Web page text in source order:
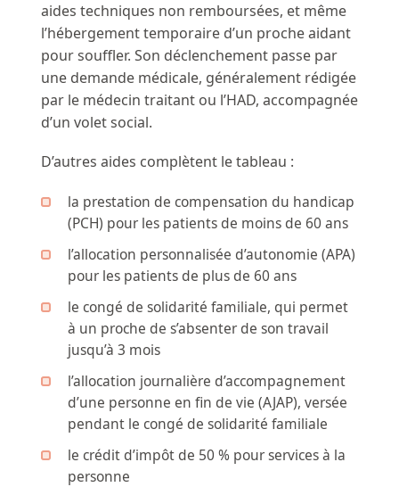
aides techniques non remboursées, et même
l’hébergement temporaire d’un proche aidant
pour souffler. Son déclenchement passe par
une demande médicale, généralement rédigée
par le médecin traitant ou l’HAD, accompagnée
d’un volet social.
D’autres aides complètent le tableau :
la prestation de compensation du handicap
(PCH) pour les patients de moins de 60 ans
l’allocation personnalisée d’autonomie (APA)
pour les patients de plus de 60 ans
le congé de solidarité familiale, qui permet
à un proche de s’absenter de son travail
jusqu’à 3 mois
l’allocation journalière d’accompagnement
d’une personne en fin de vie (AJAP), versée
pendant le congé de solidarité familiale
le crédit d’impôt de 50 % pour services à la
personne